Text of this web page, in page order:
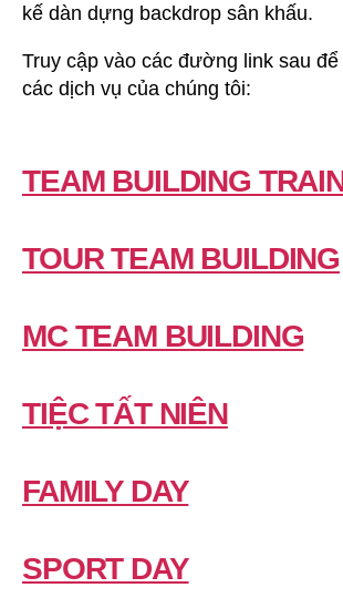
kế dàn dựng backdrop sân khấu.
Truy cập vào các đường link sau
các dịch vụ của chúng tôi:
TEAM BUILDING
TOUR TEAM BUILDING
MC TEAM BUILDING
TIỆC TẤT NIÊN
FAMILY DAY
SPORT DAY